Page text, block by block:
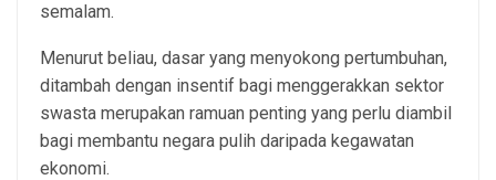
semalam.
Menurut beliau, dasar yang menyokong pertumbuhan,
ditambah dengan insentif bagi menggerakkan sektor
swasta merupakan ramuan penting yang perlu diambil
bagi membantu negara pulih daripada kegawatan
ekonomi.